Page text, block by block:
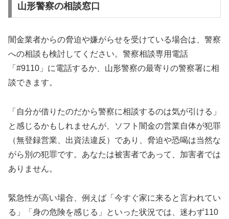
山形警察の相談窓口
闇金業者からの脅迫や嫌がらせを受けている場合は、警察
への相談も検討してください。警察相談専用電話
「#9110」に電話するか、山形警察の最寄りの警察署に相
談できます。
「自分が借りたのだから警察に相談するのは気が引ける」
と感じるかもしれませんが、ソフト闇金の営業自体が犯罪
（無登録営業、出資法違反）であり、脅迫や恐喝は当然な
がら別の犯罪です。あなたは被害者であって、加害者では
ありません。
緊急性が高い場合、例えば「今すぐ家に来ると言われてい
る」「身の危険を感じる」といった状況では、迷わず110